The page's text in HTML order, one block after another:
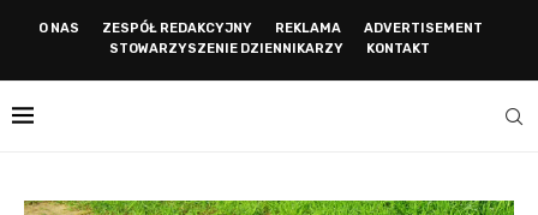
O NAS ZESPÓŁ REDAKCYJNY REKLAMA
ADVERTISEMENT
STOWARZYSZENIE DZIENNIKARZY
KONTAKT